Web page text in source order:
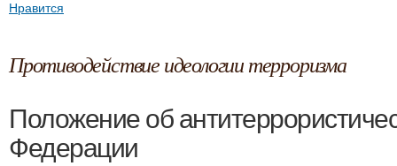
Нравится
Противодействие идеологии терроризма
Положение об
Федерации